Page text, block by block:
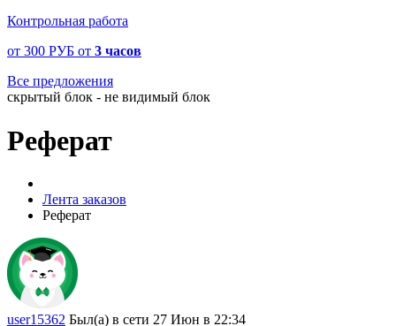
Контрольная работа
от 300 РУБ от 3 часов
Все предложения
скрытый блок - не видимый блок
Реферат
Лента заказов
Реферат
user15362 Был(а) в сети 27 Июн в 22:34